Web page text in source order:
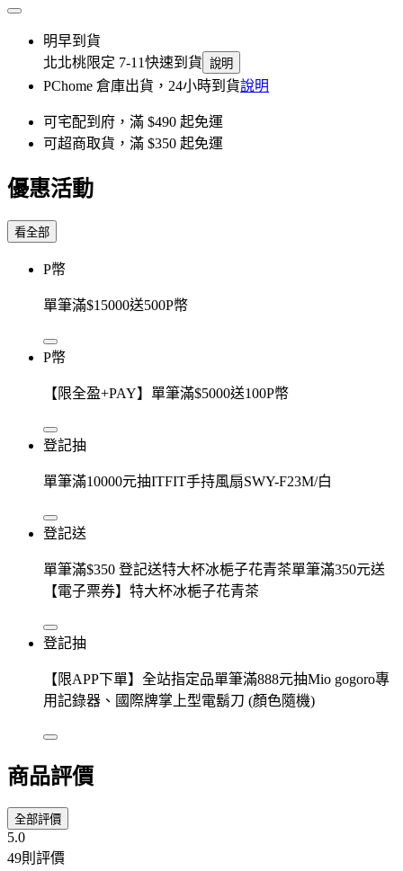
明早到貨
北北桃限定 7-11快速到貨 說明
PChome 倉庫出貨，24小時到貨說明
可宅配到府，滿 $490 起免運
可超商取貨，滿 $350 起免運
優惠活動
看全部
P幣
單筆滿$15000送500P幣
P幣
【限全盈+PAY】單筆滿$5000送100P幣
登記抽
單筆滿10000元抽ITFIT手持風扇SWY-F23M/白
登記送
單筆滿$350 登記送特大杯冰梔子花青茶單筆滿350元送
【電子票券】特大杯冰梔子花青茶
登記抽
【限APP下單】全站指定品單筆滿888元抽Mio gogoro專
用記錄器、國際牌掌上型電鬍刀 (顏色隨機)
商品評價
全部評價
5.0
49則評價